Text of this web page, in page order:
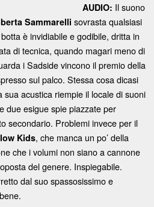
AUDIO: Il suono
Sammarelli sovrasta qualsiasi
è invidiabile e godibile, dritta in
di tecnica, quando magari meno di
i Sadside vincono il premio della
sul palco. Stessa cosa dicasi
sua acustica riempie il locale di suoni
due esigue spie piazzate per
secondario. Problemi invece per il
Kids, che manca un po’ della
che i volumi non siano a cannone
del genere. Inspiegabile.
dal suo spassosissimo e